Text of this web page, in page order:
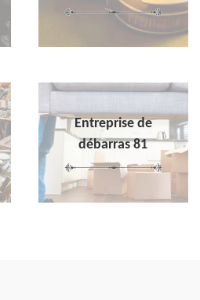
Entreprise de
débarras 81